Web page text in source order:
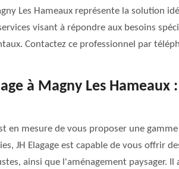
Les Hameaux représente la solution
visant à répondre aux besoins
Contactez ce professionnel par
à Magny Les
en mesure de vous proposer une
JH Elagage est capable de vous offrir
ainsi que l'aménagement paysager.